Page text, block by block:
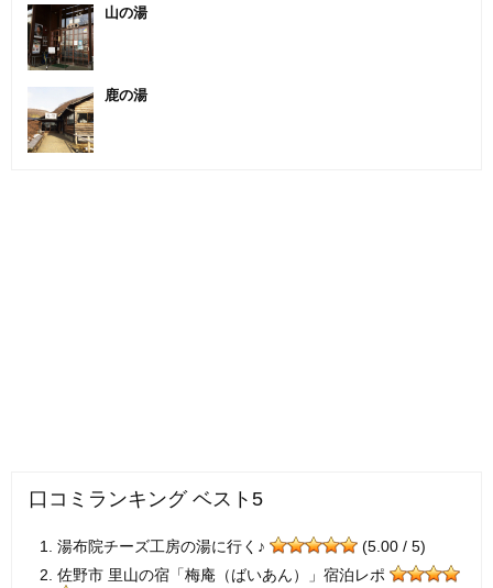
山の湯
鹿の湯
口コミランキング ベスト5
湯布院チーズ工房の湯に行く♪
(5.00 / 5)
佐野市 里山の宿「梅庵（ばいあん）」宿泊レポ